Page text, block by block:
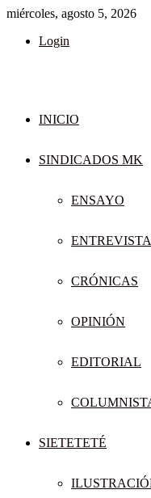
miércoles, agosto 5, 2026
Login
INICIO
SINDICADOS MK
ENSAYO
CRÓNICAS
OPINIÓN
EDITORIAL
SIETETETÉ